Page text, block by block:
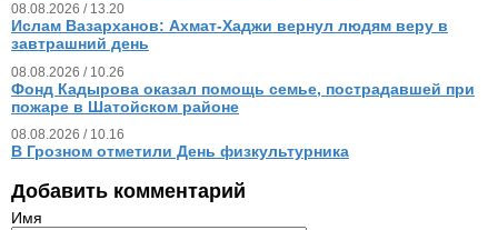
08.08.2026 / 13.20
Ислам Вазарханов: Ахмат-Хаджи вернул людям веру в
завтрашний день
08.08.2026 / 10.26
Фонд Кадырова оказал помощь семье, пострадавшей при
пожаре в Шатойском районе
08.08.2026 / 10.16
В Грозном отметили День физкультурника
Добавить комментарий
Имя